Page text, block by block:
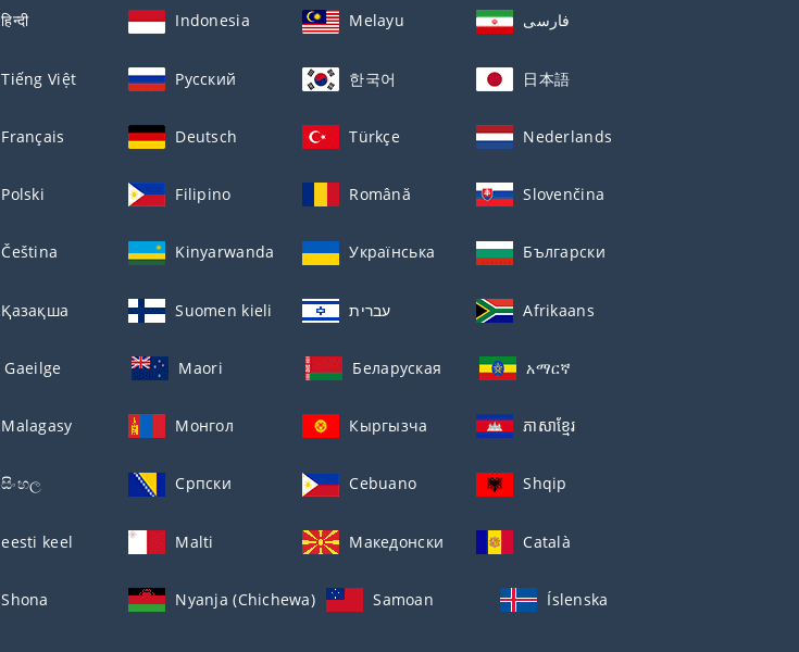
हिन्दी Indonesia Melayu فارسی
Tiếng Việt Русский 한국어 日本語
Français Deutsch Türkçe Nederlands
Polski Filipino Română Slovenčina
Čeština Kinyarwanda Українська Български
Қазақша Suomen kieli עברית Afrikaans
Gaeilge Maori Беларуская አማርኛ
Malagasy Монгол Кыргызча ភាសាខ្មែរ
සිංහල Српски Cebuano Shqip
eesti keel Malti Македонски Català
Shona Nyanja (Chichewa) Samoan Íslenska